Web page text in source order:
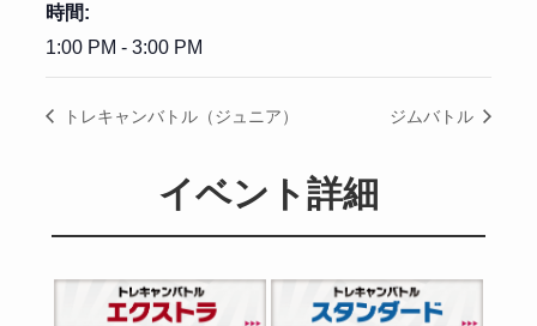
時間:
1:00 PM - 3:00 PM
トレキャンバトル（ジュニア） ジムバトル
イベント詳細